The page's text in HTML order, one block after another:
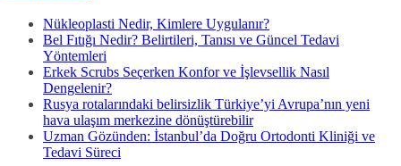
Nükleoplasti Nedir, Kimlere Uygulanır?
Bel Fıtığı Nedir? Belirtileri, Tanısı ve Güncel Tedavi
Yöntemleri
Erkek Scrubs Seçerken Konfor ve İşlevsellik Nasıl
Dengelenir?
Rusya rotalarındaki belirsizlik Türkiye’yi Avrupa’nın yeni
hava ulaşım merkezine dönüştürebilir
Uzman Gözünden: İstanbul’da Doğru Ortodonti Kliniği ve
Tedavi Süreci